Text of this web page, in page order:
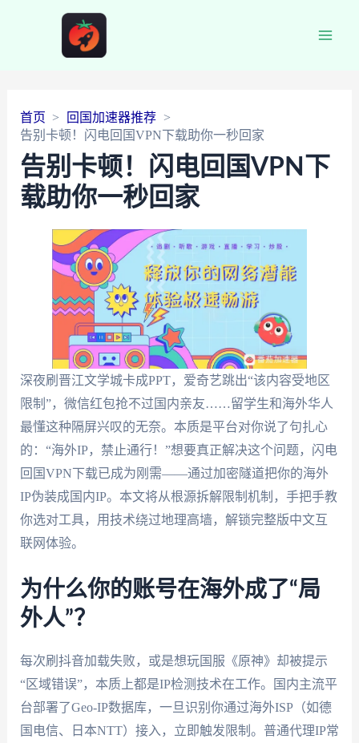
首页
回国加速器推荐
告别卡顿！闪电回国VPN下载助你一秒回家
告别卡顿！闪电回国VPN下
载助你一秒回家
深夜刷晋江文学城卡成PPT，爱奇艺跳出“该内容受地区
限制”，微信红包抢不过国内亲友……留学生和海外华人
最懂这种隔屏兴叹的无奈。本质是平台对你说了句扎心
的：“海外IP，禁止通行！”想要真正解决这个问题，闪电
回国VPN下载已成为刚需——通过加密隧道把你的海外
IP伪装成国内IP。本文将从根源拆解限制机制，手把手教
你选对工具，用技术绕过地理高墙，解锁完整版中文互
联网体验。
为什么你的账号在海外成了“局
外人”？
每次刷抖音加载失败，或是想玩国服《原神》却被提示
“区域错误”，本质上都是IP检测技术在工作。国内主流平
台部署了Geo-IP数据库，一旦识别你通过海外ISP（如德
国电信、日本NTT）接入，立即触发限制。普通代理IP常